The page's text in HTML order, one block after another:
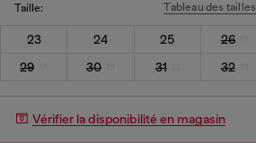
Taille: Tableau des tailles
23 24 25 26
29
30 31 32
Vérifier la disponibilité en magasin